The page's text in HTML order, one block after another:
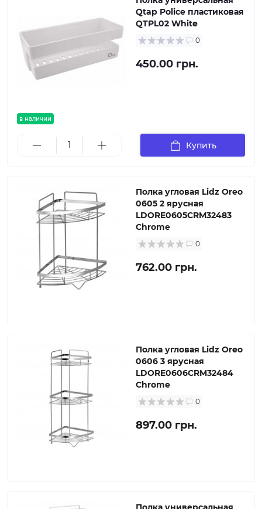
в наличии
Qtap Police пластиковая
QTPL02 White
0
450.00 грн.
Купить
Полка угловая Lidz Oreo
0605 2 ярусная
LDORE0605CRM32483
Chrome
0
762.00 грн.
Полка угловая Lidz Oreo
0606 3 ярусная
LDORE0606CRM32484
Chrome
0
897.00 грн.